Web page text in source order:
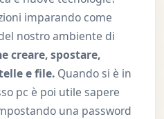
imparando come
nostro ambiente di
creare, spostare,
e file.Quando si è in
pc è poi utile sapere
una password